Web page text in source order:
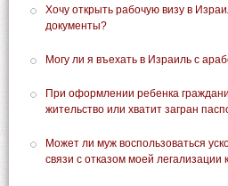
Хочу открыть рабочую визу в
документы?
Могу ли я въехать в Израиль с
При оформлении ребенка
жительство или хватит загран
Может ли муж воспользоваться
связи с отказом моей легализации